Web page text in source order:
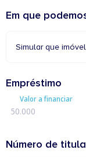
Em que
Simular que
Empréstimo
Valor a financiar
Número de